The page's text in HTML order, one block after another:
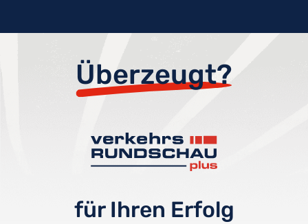
Überzeugt?
für Ihren Erfolg